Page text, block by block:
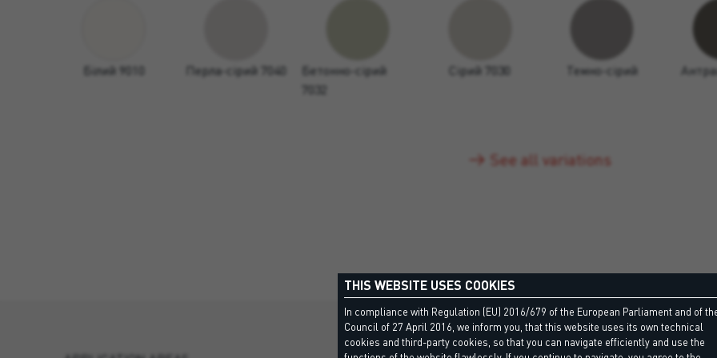
Білий 9010 Перла-сірий 7040
Бетонно-сірий
Сірий 7030 Темно-сірий
See all variations
THIS WEBSITE USES COOKIES
In compliance with Regulation (EU) 2016/679 of the European Parliament and of
Council of 27 April 2016, we inform you, that this website uses its own technical
cookies and third-party cookies, so that you can navigate efficiently and use the